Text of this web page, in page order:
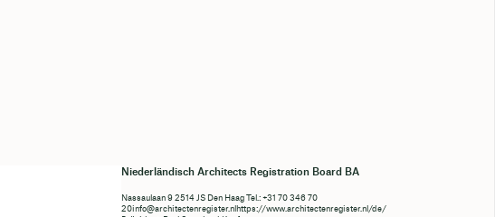
Niederländisch Architects Registration Board BA
Nassaulaan 9 2514 JS Den Haag Tel.: +31 70 346 70
20info@architectenregister.nlhttps://www.architectenregister.nl/de/